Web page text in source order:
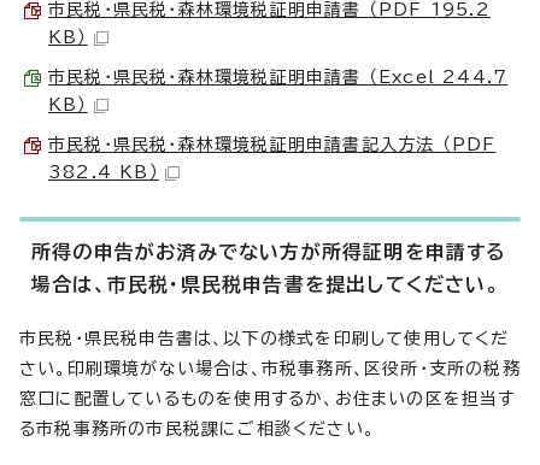
市民税・県民税・森林環境税証明申請書 （PDF 195.2
KB）
市民税・県民税・森林環境税証明申請書 （Excel 244.7
KB）
市民税・県民税・森林環境税証明申請書記入方法 （PDF
382.4 KB）
所得の申告がお済みでない方が所得証明を申請する
場合は、市民税・県民税申告書を提出してください。
市民税・県民税申告書は、以下の様式を印刷して使用してくだ
さい。印刷環境がない場合は、市税事務所、区役所・支所の税務
窓口に配置しているものを使用するか、お住まいの区を担当す
る市税事務所の市民税課にご相談ください。